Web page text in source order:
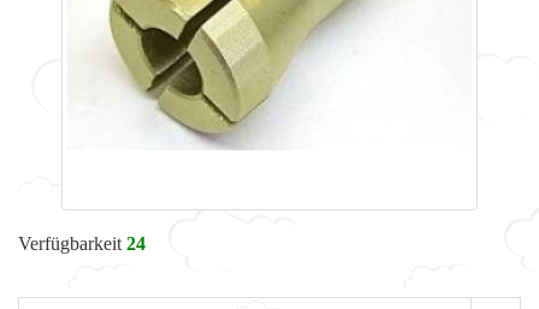
Verfügbarkeit 24